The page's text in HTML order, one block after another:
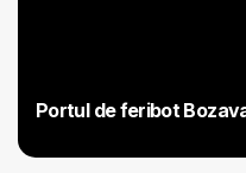
Portul de feribot